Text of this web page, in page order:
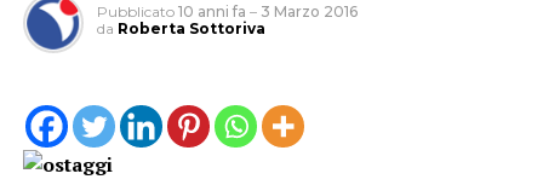
Pubblicato 10 anni fa – 3 Marzo 2016
da Roberta Sottoriva